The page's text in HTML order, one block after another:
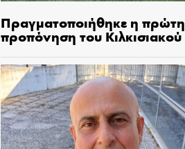
Πραγματοποιήθηκε η πρώτη
προπόνηση του Κιλκισιακού